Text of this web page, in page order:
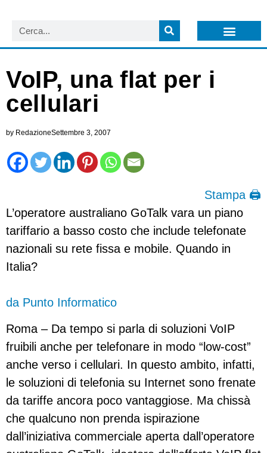
VoIP, una flat per i
cellulari
by RedazioneSettembre 3, 2007
Stampa 🖨
L’operatore australiano GoTalk vara un piano
tariffario a basso costo che include telefonate
nazionali su rete fissa e mobile. Quando in
Italia?
da Punto Informatico
Roma – Da tempo si parla di soluzioni VoIP
fruibili anche per telefonare in modo “low-cost”
anche verso i cellulari. In questo ambito, infatti,
le soluzioni di telefonia su Internet sono frenate
da tariffe ancora poco vantaggiose. Ma chissà
che qualcuno non prenda ispirazione
dall’iniziativa commerciale aperta dall’operatore